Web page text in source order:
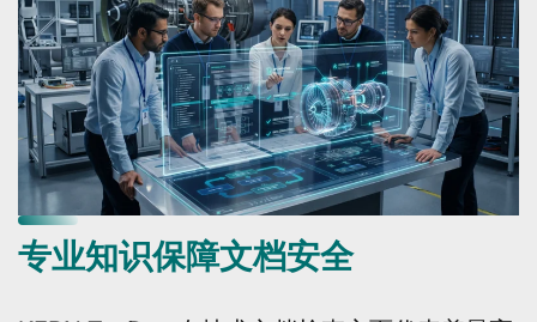
专业知识保障文档安全